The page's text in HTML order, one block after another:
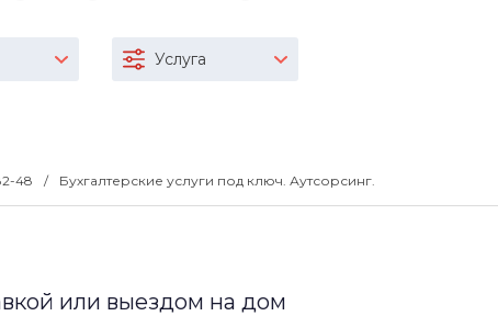
Услуга
48 Бухгалтерские услуги под ключ. Аутсорсинг.
или выездом на дом